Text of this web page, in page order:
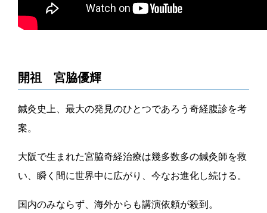
開祖 宮脇優輝
鍼灸史上、最大の発見のひとつであろう奇経腹診を考
案。
大阪で生まれた宮脇奇経治療は幾多数多の鍼灸師を救
い、瞬く間に世界中に広がり、今なお進化し続ける。
国内のみならず、海外からも講演依頼が殺到。